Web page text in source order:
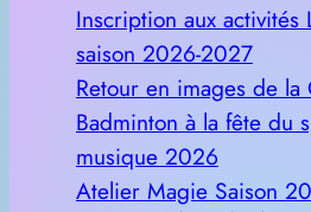
Inscription aux activités
saison 2026-2027
Retour en images de la
Badminton à la fête du
musique 2026
Atelier Magie Saison